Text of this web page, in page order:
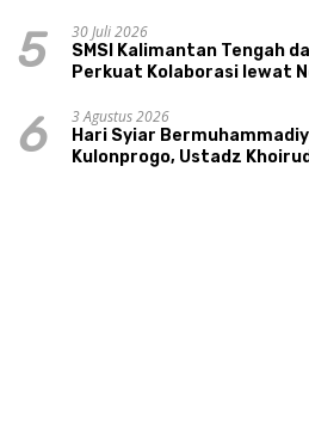
5
30 Juli 2026
SMSI Kalimantan Tengah
Perkuat Kolaborasi lewat
6
3 Agustus 2026
Hari Syiar
Kulonprogo, Ustadz